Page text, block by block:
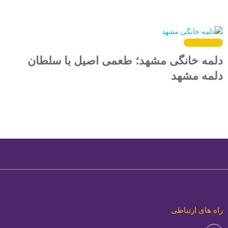
اخبار وبسایت
دلمه خانگی مشهد؛ طعمی اصیل با سلطان
دلمه مشهد
راه های ارتباطی